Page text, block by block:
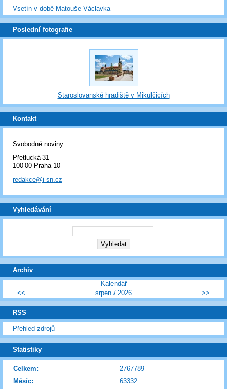
Vsetín v době Matouše Václavka
Poslední fotografie
Staroslovanské hradiště v Mikulčicích
Kontakt
Svobodné noviny
Přetlucká 31
100 00 Praha 10
redakce@i-sn.cz
Vyhledávání
Archiv
Kalendář
<<
srpen/ 2026 >>
RSS
Přehled zdrojů
Statistiky
Celkem:
2767789
Měsíc:
63332